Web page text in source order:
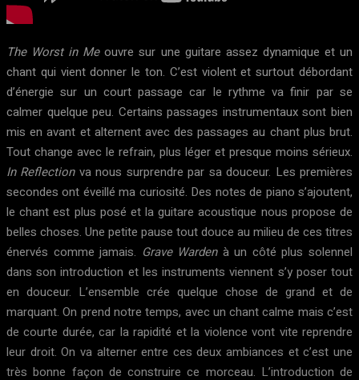
The Worst in Meouvre sur une guitare assez dynamique et un
chant qui vient donner le ton. C’est violent et surtout débordant
d’énergie sur un court passage car le rythme va finir par se
calmer quelque peu. Certains passages instrumentaux sont bien
mis en avant et alternent avec des passages au chant plus brut.
Tout change avec le refrain, plus léger et presque moins sérieux.
In Reflectionva nous surprendre par sa douceur. Les premières
secondes ont éveillé ma curiosité. Des notes de piano s’ajoutent,
le chant est plus posé et la guitare acoustique nous propose de
belles choses. Une petite pause tout douce au milieu de ces titres
énervés comme jamais. Grave Wardenà un côté plus solennel
dans son introduction et les instruments viennent s’y poser tout
en douceur. L’ensemble crée quelque chose de grand et de
marquant. On prend notre temps, avec un chant calme mais c’est
de courte durée, car la rapidité et la violence vont vite reprendre
leur droit. On va alterner entre ces deux ambiances et c’est une
très bonne façon de construire ce morceau. L’introduction de